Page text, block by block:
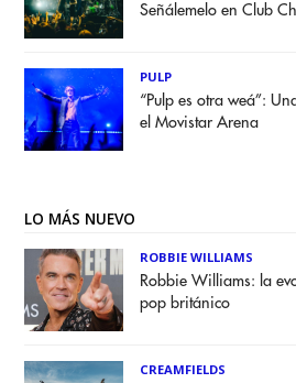
Señálemelo en Club
PULP
“Pulp es otra weá”:
el Movistar Arena
LO MÁS NUEVO
ROBBIE WILLIAMS
Robbie Williams: la
pop británico
CREAMFIELDS